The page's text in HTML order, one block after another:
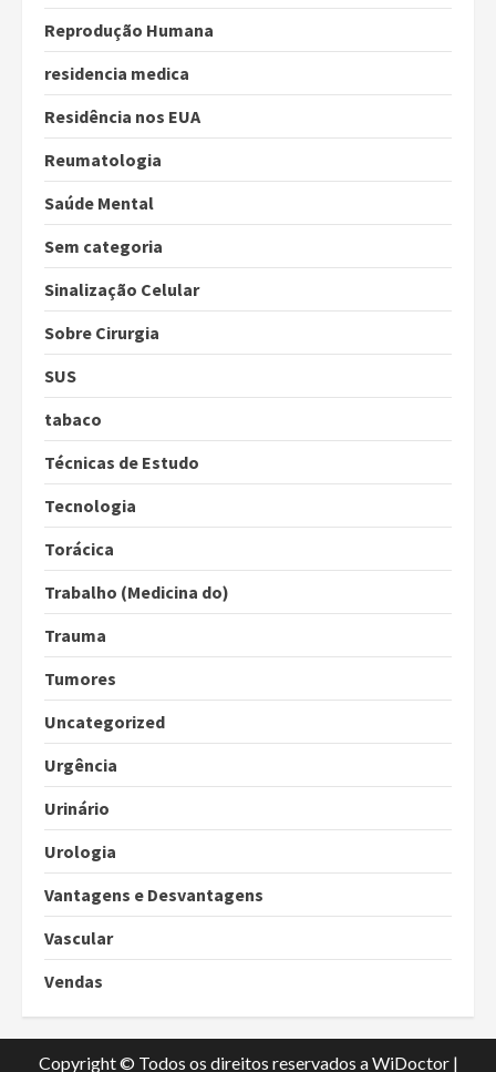
Reprodução Humana
residencia medica
Residência nos EUA
Reumatologia
Saúde Mental
Sem categoria
Sinalização Celular
Sobre Cirurgia
SUS
tabaco
Técnicas de Estudo
Tecnologia
Torácica
Trabalho (Medicina do)
Trauma
Tumores
Uncategorized
Urgência
Urinário
Urologia
Vantagens e Desvantagens
Vascular
Vendas
Copyright © Todos os direitos reservados a WiDoctor |